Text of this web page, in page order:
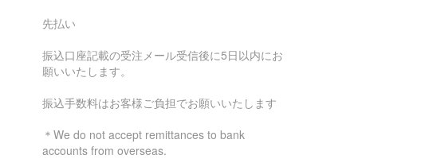
先払い
振込口座記載の受注メール受信後に5日以内にお
願いいたします。
振込手数料はお客様ご負担でお願いいたします
＊We do not accept remittances to bank
accounts from overseas.